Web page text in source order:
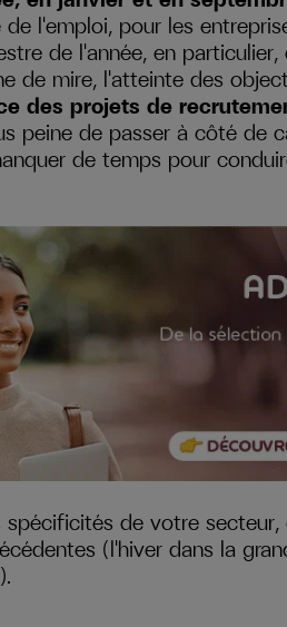
de l'emploi, pour les
de l'année, en
de mire, l'atteinte des
des projets de
peine de passer à côté de
de temps pour
spécificités de votre
(l'hiver dans la